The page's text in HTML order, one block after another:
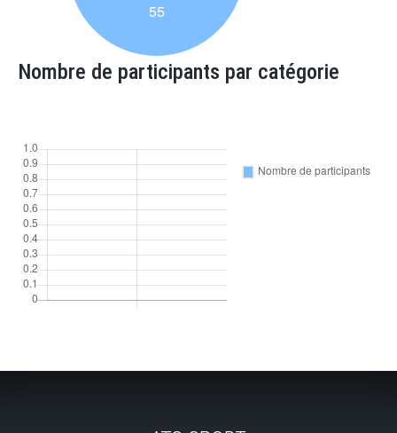
Nombre de participants par catégorie